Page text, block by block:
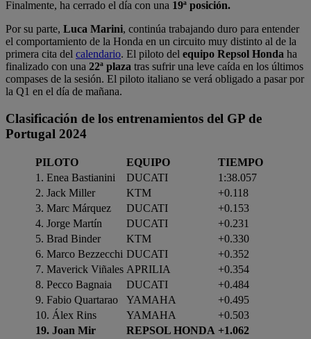
Finalmente, ha cerrado el día con una 19ª posición.
Por su parte, Luca Marini, continúa trabajando duro para entender
el comportamiento de la Honda en un circuito muy distinto al de la
primera cita del calendario. El piloto del equipo Repsol Honda ha
finalizado con una 22ª plaza tras sufrir una leve caída en los últimos
compases de la sesión. El piloto italiano se verá obligado a pasar por
la Q1 en el día de mañana.
Clasificación de los entrenamientos del GP de
Portugal 2024
PILOTO EQUIPO
TIEMPO
1. Enea Bastianini
DUCATI
1:38.057
2. Jack Miller
KTM
+0.118
3. Marc Márquez
DUCATI
+0.153
4. Jorge Martín
DUCATI
+0.231
5. Brad Binder
KTM
+0.330
6. Marco Bezzecchi DUCATI
+0.352
7. Maverick Viñales APRILIA
+0.354
8. Pecco Bagnaia
DUCATI
+0.484
9. Fabio Quartarao
YAMAHA
+0.495
10. Álex Rins
YAMAHA
+0.503
19. Joan Mir REPSOL HONDA +1.062